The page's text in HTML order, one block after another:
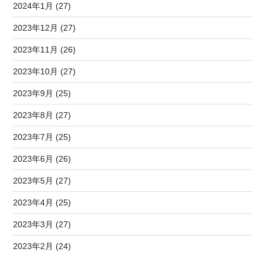
2024年1月 (27)
2023年12月 (27)
2023年11月 (26)
2023年10月 (27)
2023年9月 (25)
2023年8月 (27)
2023年7月 (25)
2023年6月 (26)
2023年5月 (27)
2023年4月 (25)
2023年3月 (27)
2023年2月 (24)